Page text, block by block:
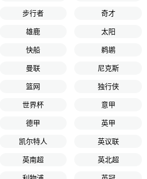
步行者 奇才
雄鹿 太阳
快船 鹈鹕
曼联 尼克斯
篮网 独行侠
世界杯 意甲
德甲 英甲
凯尔特人 英议联
英南超 英北超